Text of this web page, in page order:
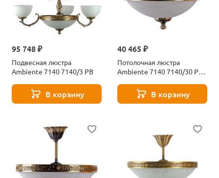
95 748 ₽
Подвесная люстра
Ambiente 7140 7140/3 PB
В корзину
40 465 ₽
Потолочная люстра
Ambiente 7140 7140/30 PL
В корзину